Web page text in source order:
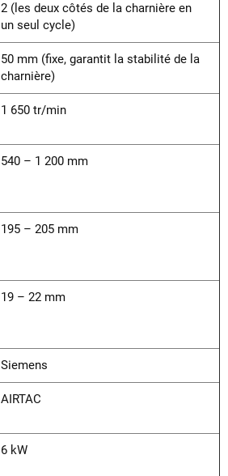
2 (les deux côtés de la charnière en
un seul cycle)
50 mm (fixe, garantit la stabilité de la
charnière)
1 650 tr/min
540 – 1 200 mm
195 – 205 mm
19 – 22 mm
Siemens
AIRTAC
6 kW